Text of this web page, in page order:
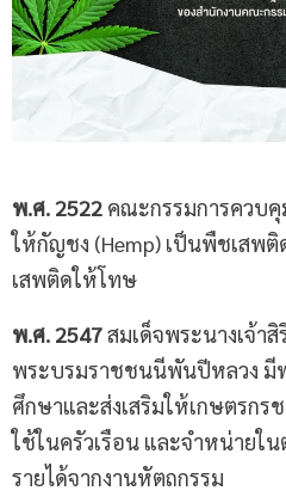
พ.ศ. 2522 คณะกรรมการควบ
ให้กัญชง (Hemp) เป็นพืชเสพติ
เสพติดให้โทษ
พ.ศ. 2547สมเด็จพระนางเจ้า
พระบรมราชชนนีพันปีหลวง มี
ศึกษาและส่งเสริมให้เกษตรกร
ใช้ในครัวเรือน และจำหน่ายใน
รายได้จากงานหัตถกรรม